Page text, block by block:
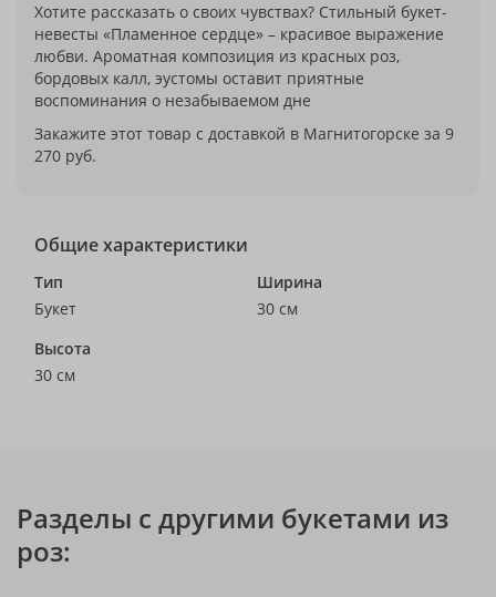
Хотите рассказать о своих чувствах? Стильный букет-
невесты «Пламенное сердце» – красивое выражение
любви. Ароматная композиция из красных роз,
бордовых калл, эустомы оставит приятные
воспоминания о незабываемом дне
Закажите этот товар с доставкой в Магнитогорске за 9
270 руб.
Общие характеристики
Тип
Букет
Ширина
30 см
Высота
30 см
Разделы с другими букетами из
роз: